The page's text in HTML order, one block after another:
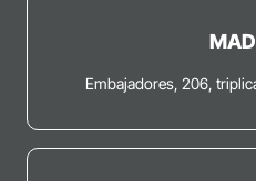
Embajadores, 206,